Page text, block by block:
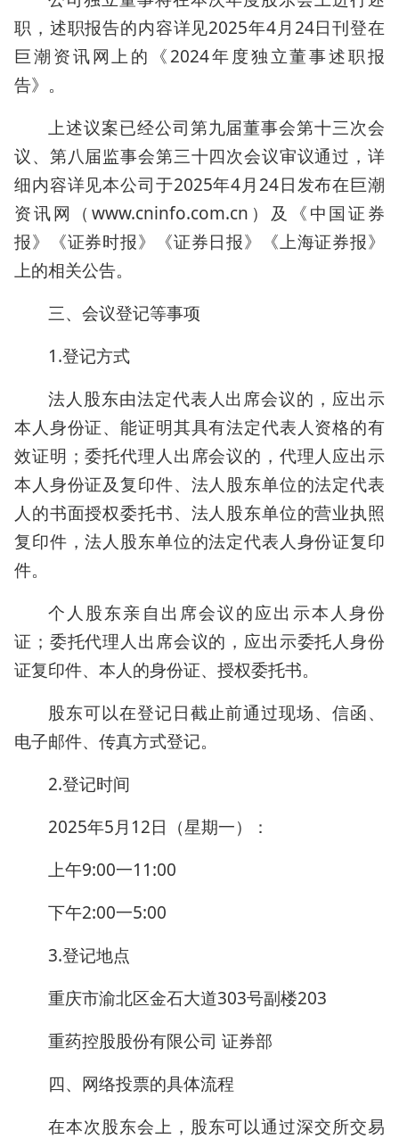
职，述职报告的内容详见2025年4月24日刊登在
巨潮资讯网上的《2024年度独立董事述职报
告》。
上述议案已经公司第九届董事会第十三次会
议、第八届监事会第三十四次会议审议通过，详
细内容详见本公司于2025年4月24日发布在巨潮
资讯网（www.cninfo.com.cn）及《中国证券
报》《证券时报》《证券日报》《上海证券报》
上的相关公告。
三、会议登记等事项
1.登记方式
法人股东由法定代表人出席会议的，应出示
本人身份证、能证明其具有法定代表人资格的有
效证明；委托代理人出席会议的，代理人应出示
本人身份证及复印件、法人股东单位的法定代表
人的书面授权委托书、法人股东单位的营业执照
复印件，法人股东单位的法定代表人身份证复印
件。
个人股东亲自出席会议的应出示本人身份
证；委托代理人出席会议的，应出示委托人身份
证复印件、本人的身份证、授权委托书。
股东可以在登记日截止前通过现场、信函、
电子邮件、传真方式登记。
2.登记时间
2025年5月12日（星期一）：
上午9:00一11:00
下午2:00一5:00
3.登记地点
重庆市渝北区金石大道303号副楼203
重药控股股份有限公司 证券部
四、网络投票的具体流程
在本次股东会上，股东可以通过深交所交易